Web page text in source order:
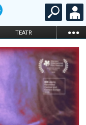
TEATR ...
STAND-UP
KARNETY